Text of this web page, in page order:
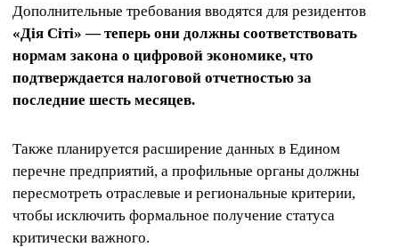
Дополнительные требования вводятся для резидентов
«Дія Сіті» — теперь они должны соответствовать
нормам закона о цифровой экономике, что
подтверждается налоговой отчетностью за
последние шесть месяцев.
Также планируется расширение данных в Едином
перечне предприятий, а профильные органы должны
пересмотреть отраслевые и региональные критерии,
чтобы исключить формальное получение статуса
критически важного.